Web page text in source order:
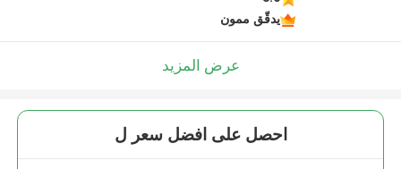
يدقّق ممون
عرض المزيد
احصل على افضل سعر ل